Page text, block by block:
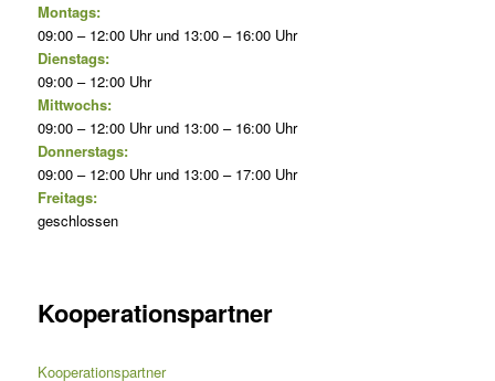
Montags:
09:00 – 12:00 Uhr und 13:00 – 16:00 Uhr
Dienstags:
09:00 – 12:00 Uhr
Mittwochs:
09:00 – 12:00 Uhr und 13:00 – 16:00 Uhr
Donnerstags:
09:00 – 12:00 Uhr und 13:00 – 17:00 Uhr
Freitags:
geschlossen
Kooperationspartner
Kooperationspartner